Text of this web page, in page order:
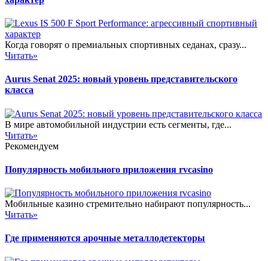
Когда говорят о премиальных спортивных седанах, сразу...
Читать»
Aurus Senat 2025: новый уровень представительского
класса
В мире автомобильной индустрии есть сегменты, где...
Читать»
Рекомендуем
Популярность мобильного приложения rvcasino
Мобильные казино стремительно набирают популярность...
Читать»
Где применяются арочные металлодетекторы